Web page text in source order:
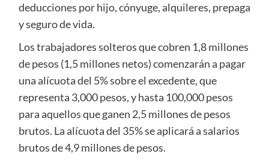
deducciones por hijo, cónyuge, alquileres, prepaga
y seguro de vida.
Los trabajadores solteros que cobren 1,8 millones
de pesos (1,5 millones netos) comenzarán a pagar
una alícuota del 5% sobre el excedente, que
representa 3,000 pesos, y hasta 100,000 pesos
para aquellos que ganen 2,5 millones de pesos
brutos. La alícuota del 35% se aplicará a salarios
brutos de 4,9 millones de pesos.